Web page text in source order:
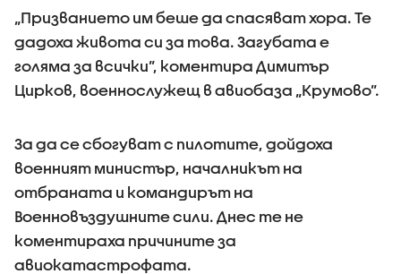
„Призванието им беше да спасяват хора. Те
дадоха живота си за това. Загубата е
голяма за всички”, коментира Димитър
Цирков, военнослужещ в авиобаза „Крумово”.
За да се сбогуват с пилотите, дойдоха
военният министър, началникът на
отбраната и командирът на
Военновъздушните сили. Днес те не
коментираха причините за
авиокатастрофата.